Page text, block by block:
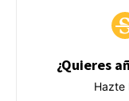
¿Quieres
Hazte